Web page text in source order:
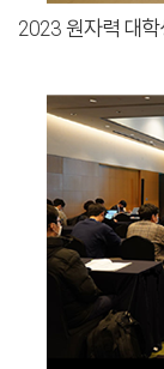
2023 원자력 대